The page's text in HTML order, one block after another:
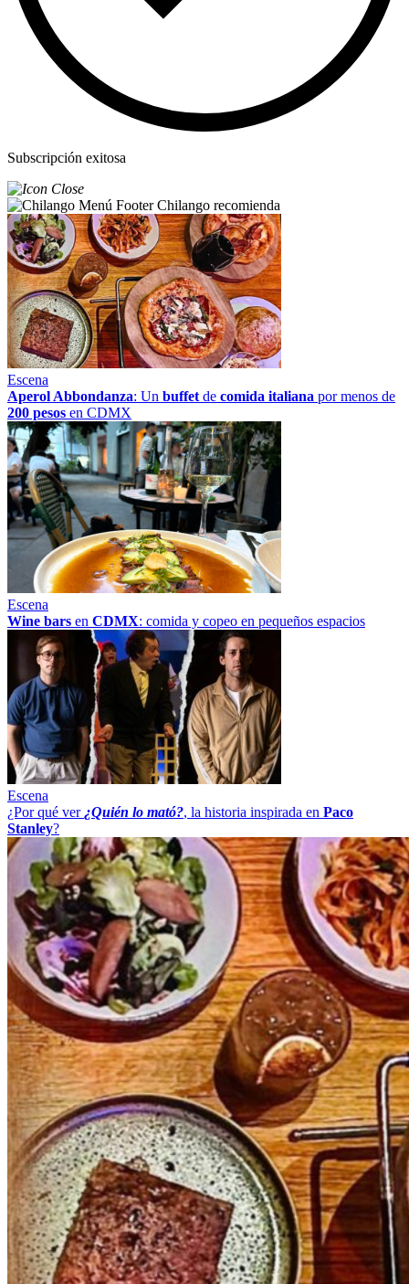
Subscripción exitosa
Chilango recomienda
Escena
Aperol Abbondanza: Un buffet de comida italiana por menos de
200 pesos en CDMX
Escena
Wine bars en CDMX: comida y copeo en pequeños espacios
Escena
¿Por qué ver ¿Quién lo mató?, la historia inspirada en Paco
Stanley?